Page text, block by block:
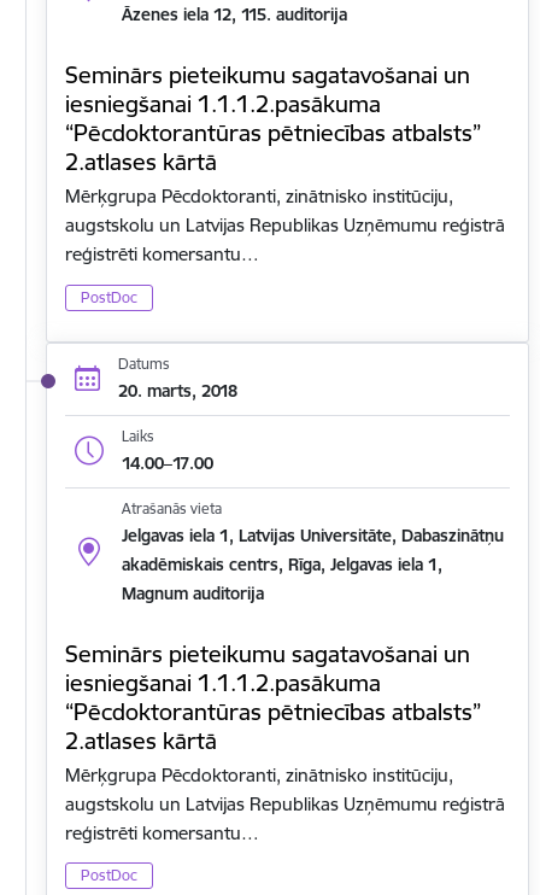
Āzenes iela 12, 115. auditorija
Seminārs pieteikumu sagatavošanai un
iesniegšanai 1.1.1.2.pasākuma
“Pēcdoktorantūras pētniecības atbalsts”
2.atlases kārtā
Mērķgrupa Pēcdoktoranti, zinātnisko institūciju,
augstskolu un Latvijas Republikas Uzņēmumu reģistrā
reģistrēti komersantu…
PostDoc
Datums
20. marts, 2018
Laiks
14.00–17.00
Atrašanās vieta
Jelgavas iela 1, Latvijas Universitāte, Dabaszinātņu
akadēmiskais centrs, Rīga, Jelgavas iela 1,
Magnum auditorija
Seminārs pieteikumu sagatavošanai un
iesniegšanai 1.1.1.2.pasākuma
“Pēcdoktorantūras pētniecības atbalsts”
2.atlases kārtā
Mērķgrupa Pēcdoktoranti, zinātnisko institūciju,
augstskolu un Latvijas Republikas Uzņēmumu reģistrā
reģistrēti komersantu…
PostDoc